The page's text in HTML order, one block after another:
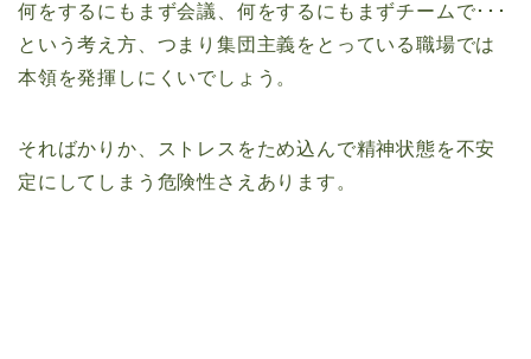
何をするにもまず会議、何をするにもまずチームで･･･
という考え方、つまり集団主義をとっている職場では
本領を発揮しにくいでしょう。
そればかりか、ストレスをため込んで精神状態を不安
定にしてしまう危険性さえあります。